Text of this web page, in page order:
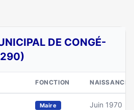
DE CONGÉ-
FONCTION NAISSANCE
Maire Juin 1970